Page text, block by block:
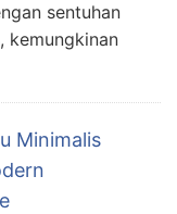
sentuhan
kemungkinan
Minimalis